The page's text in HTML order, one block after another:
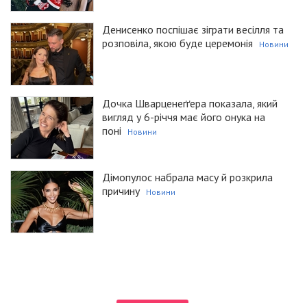
Денисенко поспішає зіграти весілля та
розповіла, якою буде церемонія
Новини
Дочка Шварценеґґера показала, який
вигляд у 6-річчя має його онука на
поні
Новини
Дімопулос набрала масу й розкрила
причину
Новини